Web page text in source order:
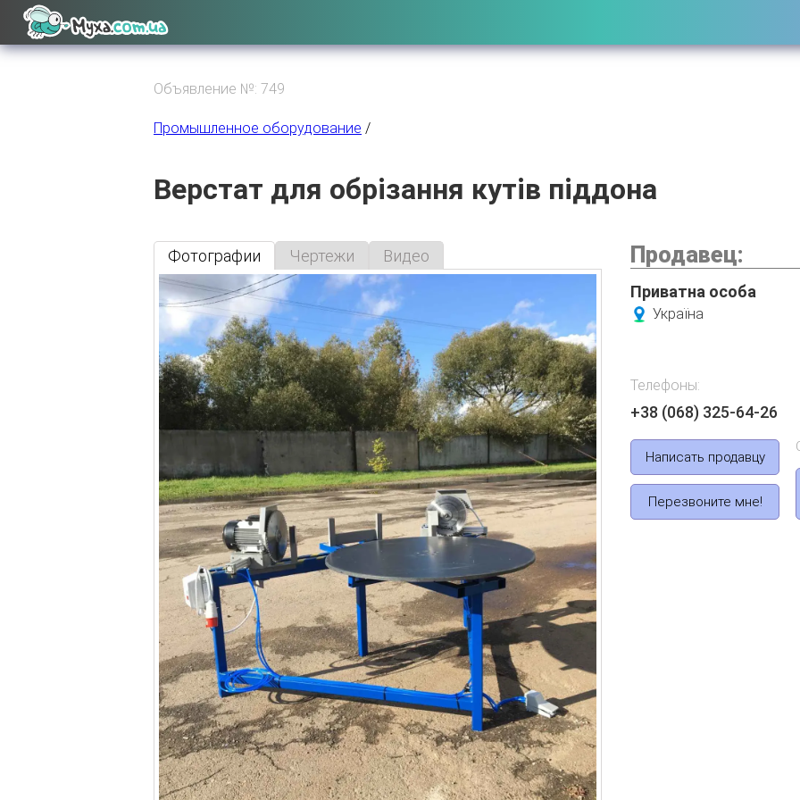
Объявление №: 749
Промышленное оборудование /
Верстат для обрізання кутів піддона
Фотографии Чертежи Видео Продавец:
Приватна особа
Україна
Телефоны:
+38 (068) 325-64-26
Написать продавцу
Перезвоните мне!